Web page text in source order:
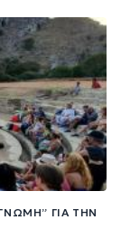
ΓΙΑ ΤΗΝ